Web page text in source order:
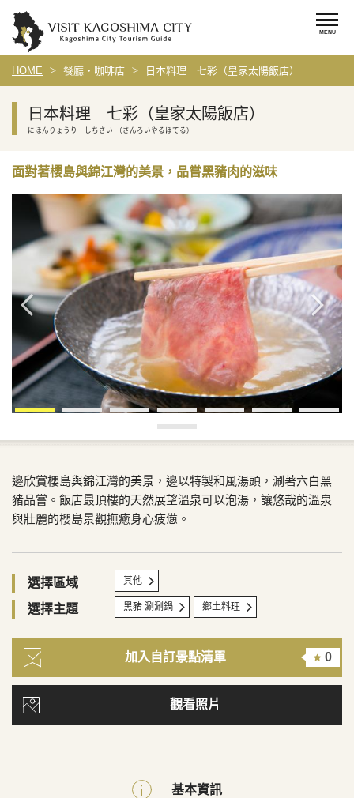
HOME 餐廳・咖啡店 日本料理 七彩（皇家太陽飯店）
日本料理 七彩（皇家太陽飯店）
にほんりょうり しちさい （さんろいやるほてる）
面對著櫻島與錦江灣的美景，品嘗黑豬肉的滋味
邊欣賞櫻島與錦江灣的美景，邊以特製和風湯頭，涮著六白黑
豬品嘗。飯店最頂樓的天然展望溫泉可以泡湯，讓悠哉的溫泉
與壯麗的櫻島景觀撫癒身心疲憊。
選擇區域 其他
選擇主題 黑豬 涮涮鍋 鄉土料理
加入自訂景點清單 0
觀看照片
基本資訊